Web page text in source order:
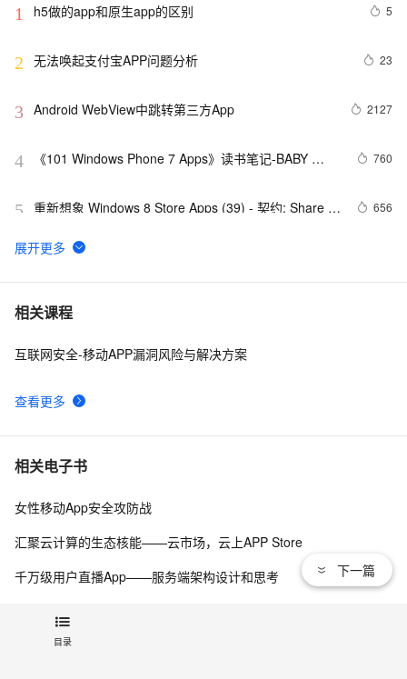
目录
1 h5做的app和原生app的区别 5
2 无法唤起支付宝APP问题分析 23
3 Android WebView中跳转第三方App 2127
4
《101 Windows Phone 7 Apps》读书笔记-BABY
760
5 重新想象 Windows 8 Store Apps (39) - 契约: Share
656
6 基于java考研线上自习室 App 的设计与实现附完整代码
7 而桌面app向来是web前端开发开发人员下意识的避开方
8 《101 Windows Phone 7 Apps》读书笔记-
9 最佳实践3：用通义灵码开发一款 App
10
相关课程
查看更多
互联网安全-移动APP漏洞风险与解决方案
相关电子书
查看更多
女性移动App安全攻防战
汇聚云计算的生态核能——云市场，云上APP Store
千万级用户直播App——服务端架构设计和思考
下一篇